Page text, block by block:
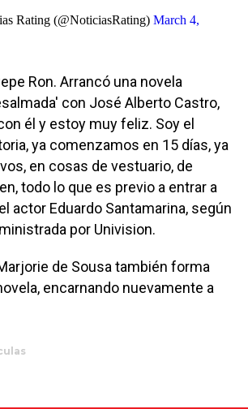
Rating (@NoticiasRating) March 4,
Ron. Arrancó una novela
con José Alberto Castro,
él y estoy muy feliz. Soy el
ya comenzamos en 15 días, ya
en cosas de vestuario, de
todo lo que es previo a entrar a
actor Eduardo Santamarina, según
por Univision.
de Sousa también forma
encarnando nuevamente a